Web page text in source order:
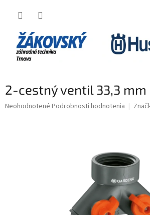
2-cestný ventil 33,3 mm
Priemerné hodnotenie produktu je 0,0 z 5
Neohodnotené Podrobnosti hodnotenia